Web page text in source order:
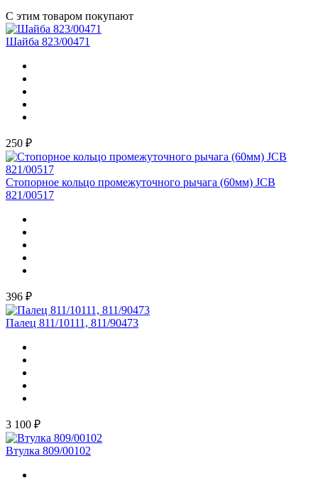
С этим товаром покупают
Шайба 823/00471
250 ₽
Стопорное кольцо промежуточного рычага (60мм) JCB
821/00517
396 ₽
Палец 811/10111, 811/90473
3 100 ₽
Втулка 809/00102